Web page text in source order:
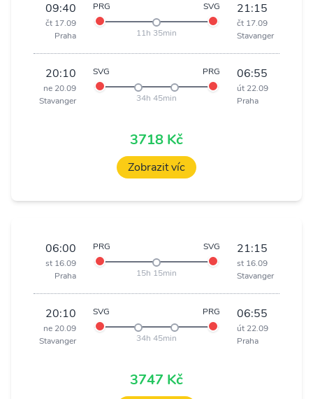
09:40
čt 17.09
Praha
PRG SVG
11h 35min
21:15
čt 17.09
Stavanger
20:10
ne 20.09
Stavanger
SVG PRG
34h 45min
06:55
út 22.09
Praha
3718 Kč
Zobrazit víc
06:00
st 16.09
Praha
PRG SVG
15h 15min
21:15
st 16.09
Stavanger
20:10
ne 20.09
Stavanger
SVG PRG
34h 45min
06:55
út 22.09
Praha
3747 Kč